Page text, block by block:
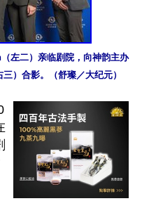
左二）亲临剧院，向神韵主办
）合影。（舒璨／大纪元）